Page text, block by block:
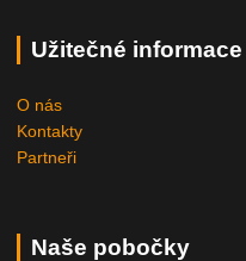
Užitečné informace
O nás
Kontakty
Partneři
Naše pobočky